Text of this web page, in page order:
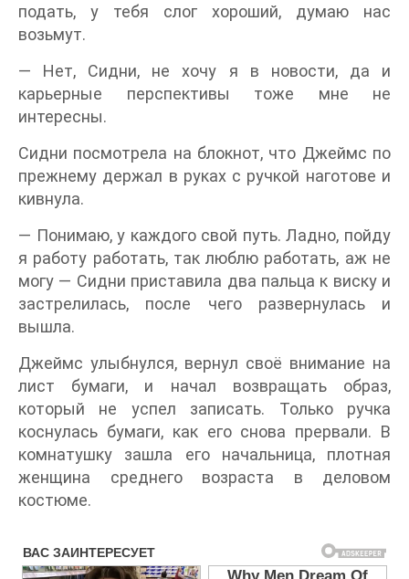
подать, у тебя слог хороший, думаю нас
возьмут.
— Нет, Сидни, не хочу я в новости, да и
карьерные перспективы тоже мне не
интересны.
Сидни посмотрела на блокнот, что Джеймс по
прежнему держал в руках с ручкой наготове и
кивнула.
— Понимаю, у каждого свой путь. Ладно, пойду
я работу работать, так люблю работать, аж не
могу — Сидни приставила два пальца к виску и
застрелилась, после чего развернулась и
вышла.
Джеймс улыбнулся, вернул своё внимание на
лист бумаги, и начал возвращать образ,
который не успел записать. Только ручка
коснулась бумаги, как его снова прервали. В
комнатушку зашла его начальница, плотная
женщина среднего возраста в деловом
костюме.